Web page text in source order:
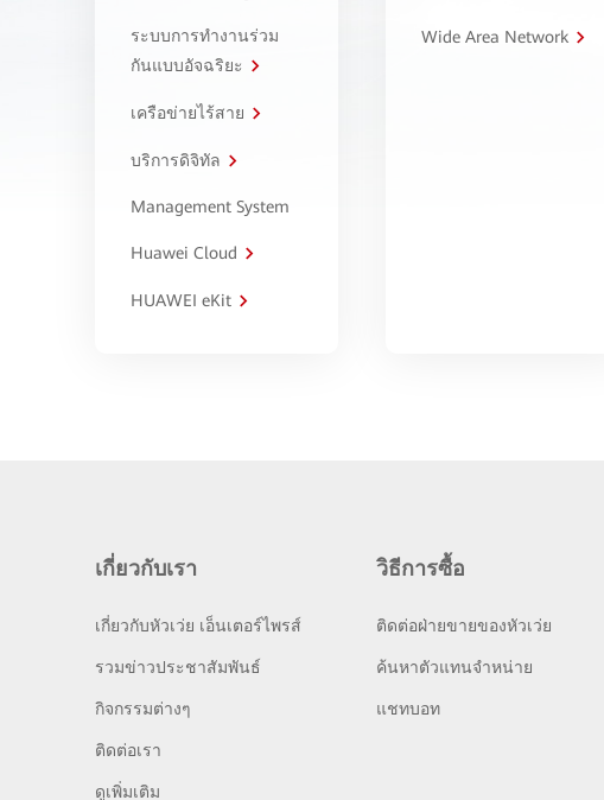
ระบบการทำงานร่วม
กันแบบอัจฉริยะ
เครือข่ายไร้สาย
บริการดิจิทัล
Management System
Huawei Cloud
HUAWEI eKit
Wide Area Network
เกี่ยวกับเรา
เกี่ยวกับหัวเว่ย เอ็นเตอร์ไพรส์
รวมข่าวประชาสัมพันธ์
กิจกรรมต่างๆ
ติดต่อเรา
ดูเพิ่มเติม
วิธีการซื้อ
ติดต่อฝ่ายขายของหัวเว่ย
ค้นหาตัวแทนจำหน่าย
แชทบอท